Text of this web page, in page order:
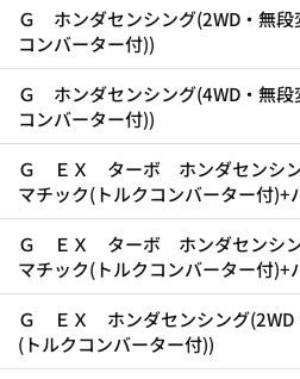
Ｇ ホンダセンシング(2WD・無段
コンバーター付))
Ｇ ホンダセンシング(4WD・無段
コンバーター付))
Ｇ ＥＸ ターボ ホンダセンシン
マチック(トルクコンバーター付)+
Ｇ ＥＸ ターボ ホンダセンシン
マチック(トルクコンバーター付)+
Ｇ ＥＸ ホンダセンシング(2WD
(トルクコンバーター付))